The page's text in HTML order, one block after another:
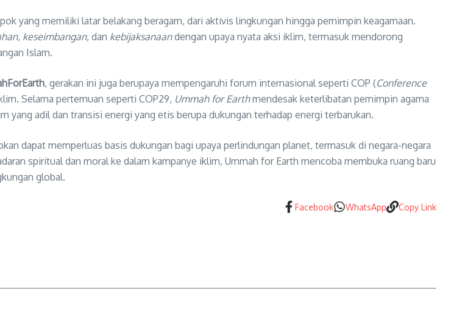
yang memiliki latar belakang beragam, dari aktivis lingkungan hingga pemimpin keagamaan.
, keseimbangan, dan kebijaksanaandengan upaya nyata aksi iklim, termasuk mendorong
Islam.
, gerakan ini juga berupaya mempengaruhi forum internasional seperti COP (Conference
Selama pertemuan seperti COP29, Ummah for Earthmendesak keterlibatan pemimpin agama
adil dan transisi energi yang etis berupa dukungan terhadap energi terbarukan.
dapat memperluas basis dukungan bagi upaya perlindungan planet, termasuk di negara-negara
spiritual dan moral ke dalam kampanye iklim, Ummah for Earth mencoba membuka ruang baru
global.
Facebook WhatsApp Copy Link